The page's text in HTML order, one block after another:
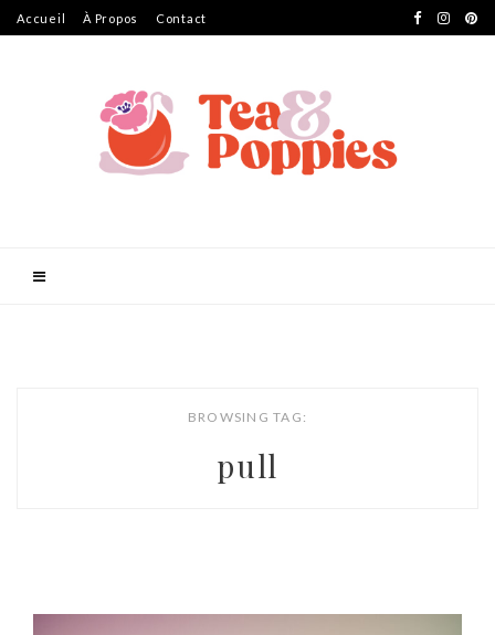
Accueil À Propos Contact
BROWSING TAG:
pull